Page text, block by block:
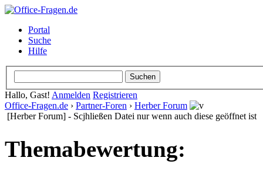
Portal
Suche
Hilfe
Hallo, Gast! Anmelden Registrieren
Office-Fragen.de › Partner-Foren › Herber Forum
[Herber Forum] - Scjhließen Datei nur wenn auch diese geöffnet ist
Themabewertung: